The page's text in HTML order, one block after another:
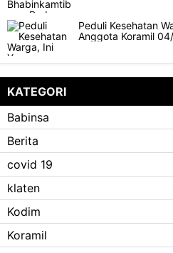
Peduli Kesehatan
Anggota Koramil
KATEGORI
Babinsa
Berita
covid 19
klaten
Kodim
Koramil